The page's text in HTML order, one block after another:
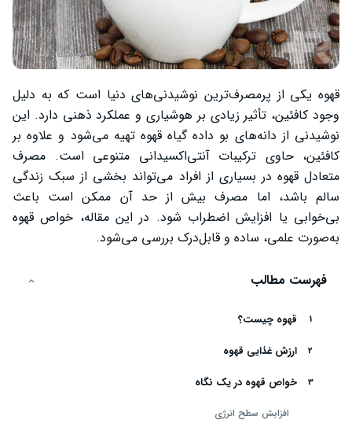
قهوه یکی از پرمصرف‌ترین نوشیدنی‌های دنیا است که به دلیل
وجود کافئین، تأثیر زیادی بر هوشیاری و عملکرد ذهنی دارد. این
نوشیدنی از دانه‌های بو داده گیاه قهوه تهیه می‌شود و علاوه بر
کافئین، حاوی ترکیبات آنتی‌اکسیدانی متنوعی است. مصرف
متعادل قهوه در بسیاری از افراد می‌تواند بخشی از سبک زندگی
سالم باشد، اما مصرف بیش از حد آن ممکن است باعث
بی‌خوابی یا افزایش اضطراب شود. در این مقاله، خواص قهوه
به‌صورت علمی، ساده و قابل‌درک بررسی می‌شود.
فهرست مطالب
قهوه چیست؟
ارزش غذایی قهوه
خواص قهوه در یک نگاه
افزایش سطح انرژی